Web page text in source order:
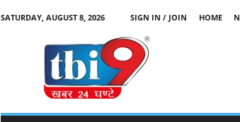
SATURDAY, AUGUST 8, 2026 SIGN IN / JOIN HOME